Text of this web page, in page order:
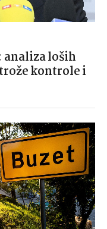
loših
kontrole i